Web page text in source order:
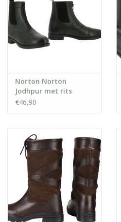
Norton Norton
Jodhpur met rits
€46,90